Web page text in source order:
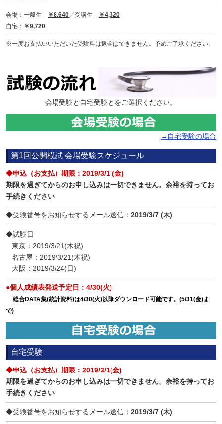
会場：一般生 ￥8,640 ／受講生
￥4,320
自宅：
￥9,720
※一度お支払いいただいた受験料は返金はできません。予めご了承ください。
会場受験と自宅受験とをご選択ください。
→自宅受験の場合
第1回公開模試 会場受験スケジュール
◆申込（お支払）期限：2019/3/1 (金)
期限を過ぎてからのお申し込みは一切できません。余裕を持ってお
手続きください
◆受験番号をお知らせするメール送信： 2019/3/7 (木)
◆試験日
東京：2019/3/21(木祝)
名古屋：2019/3/21(木祝)
大阪：2019/3/24(日)
●個人成績表発送予定日：4/30(火)
総合DATA集(統計資料)は4/30(火)以降ダウンロード可能です。(5/31(金)ま
で)
自宅受験
◆申込（お支払）期限：2019/3/1(金)
期限を過ぎてからのお申し込みは一切できません。余裕を持ってお
手続きください
◆受験番号をお知らせするメール送信： 2019/3/7 (木)